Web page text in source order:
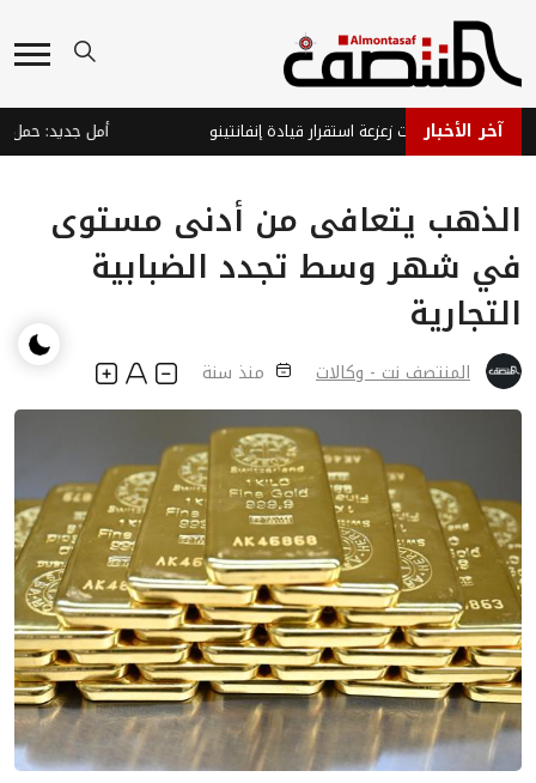
آخر الأخبار
لمحاولات زعزعة استقرار قيادة إنفانتينو
الذهب يتعافى من أدنى مستوى
في شهر وسط تجدد الضبابية
التجارية
المنتصف نت - وكالات منذ سنة